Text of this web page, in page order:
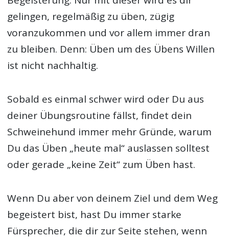
gelingen, regelmäßig zu üben, zügig
voranzukommen und vor allem immer dran
zu bleiben. Denn: Üben um des Übens Willen
ist nicht nachhaltig.
Sobald es einmal schwer wird oder Du aus
deiner Übungsroutine fällst, findet dein
Schweinehund immer mehr Gründe, warum
Du das Üben „heute mal“ auslassen solltest
oder gerade „keine Zeit“ zum Üben hast.
Wenn Du aber von deinem Ziel und dem Weg
begeistert bist, hast Du immer starke
Fürsprecher, die dir zur Seite stehen, wenn